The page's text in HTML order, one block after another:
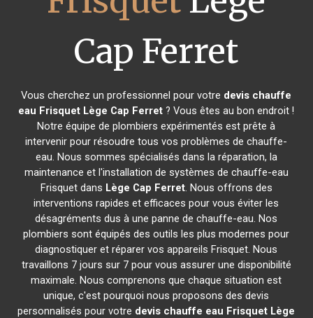
Cap Ferret
Vous cherchez un professionnel pour votre devis chauffe
eau Frisquet Lège Cap Ferret ? Vous êtes au bon endroit !
Notre équipe de plombiers expérimentés est prête à
intervenir pour résoudre tous vos problèmes de chauffe-
eau. Nous sommes spécialisés dans la réparation, la
maintenance et l'installation de systèmes de chauffe-eau
Frisquet dans Lège Cap Ferret. Nous offrons des
interventions rapides et efficaces pour vous éviter les
désagréments dus à une panne de chauffe-eau. Nos
plombiers sont équipés des outils les plus modernes pour
diagnostiquer et réparer vos appareils Frisquet. Nous
travaillons 7 jours sur 7 pour vous assurer une disponibilité
maximale. Nous comprenons que chaque situation est
unique, c'est pourquoi nous proposons des devis
personnalisés pour votre devis chauffe eau Frisquet Lège